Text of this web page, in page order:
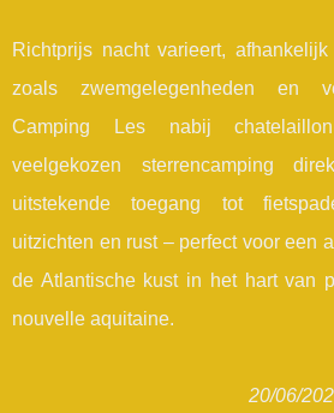
Richtprijs nacht varieert,
zoals zwemgelegenheden en
Camping Les nabij
veelgekozen sterrencamping
uitstekende toegang tot
uitzichten en rust – perfect voor een
de Atlantische kust in het hart van
nouvelle aquitaine.
20/06/